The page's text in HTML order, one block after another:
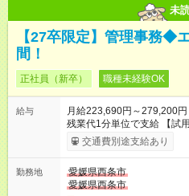
未
【27卒限定】管理事務◆
間！
正社員（新卒） 職種未経験OK
給与
月給223,690円～279,200円
残業代1
交通費別途支給あり
勤務地
愛媛県西条市
愛媛県西条市